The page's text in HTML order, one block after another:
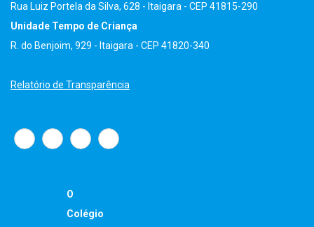
Rua Luiz Portela da Silva, 628 - Itaigara - CEP 41815-290
Unidade Tempo de Criança
R. do Benjoim, 929 - Itaigara - CEP 41820-340
Relatório de Transparência
O
Colégio